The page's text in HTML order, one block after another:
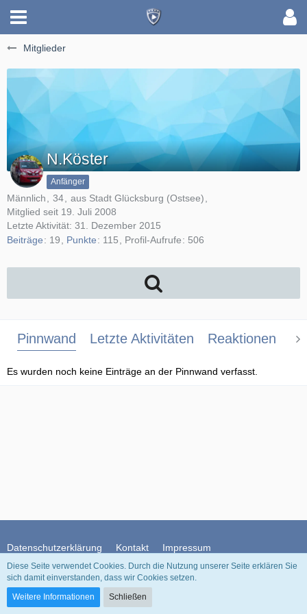
Mitglieder
N.Köster
Anfänger
Männlich 34
aus Stadt Glücksburg (Ostsee)
Mitglied seit 19. Juli 2008
Letzte Aktivität: 31. Dezember 2015
Beiträge
19 Punkte 115 Profil-Aufrufe 506
Pinnwand Letzte Aktivitäten Reaktionen
Es wurden noch keine Einträge an der Pinnwand verfasst.
Datenschutzerklärung Kontakt Impressum
Community-Software:
Diese Seite verwendet Cookies. Durch die Nutzung unserer Seite erklären Sie
sich damit einverstanden, dass wir Cookies setzen.
Weitere Informationen
Schließen